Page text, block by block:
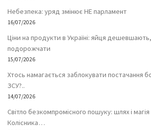
Небезпека: уряд змінює НЕ парламент
16/07/2026
Ціни на продукти в Україні: яйця
подорожчати
15/07/2026
Хтось намагається заблокувати постачання
ЗСУ?..
14/07/2026
Світло безкомпромісного пошуку: шлях і магія
Колісника…